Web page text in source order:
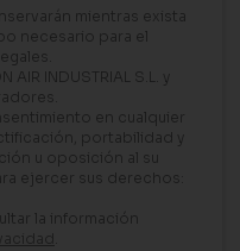
mientras exista
necesario para el
AIR INDUSTRIAL S.L. y
en cualquier
portabilidad y
u oposición al su
ejercer sus derechos:
la información